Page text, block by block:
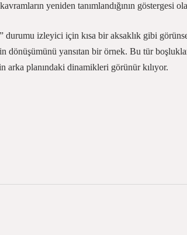
yeniden tanımlandığının göstergesi
izleyici için kısa bir aksaklık gibi görünse
dönüşümünü yansıtan bir örnek. Bu tür
arka planındaki dinamikleri görünür kılıyor.